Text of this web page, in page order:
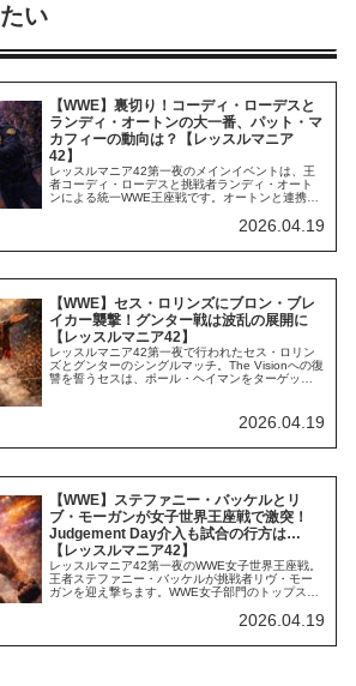
い
【WWE】裏切り！コーディ・ローデスと
ランディ・オートンの大一番、パット・マ
カフィーの動向は？【レッスルマニア
42】
レッスルマニア42第一夜のメインイベントは、王
者コーディ・ローデスと挑戦者ランディ・オート
ンによる統一WWE王座戦です。オートンと連携す
まったこの試合。最初に入場したのはマカフィー
people are ALWAYS talking abou...
2026.04.19
【WWE】セス・ロリンズにブロン・ブレ
イカー襲撃！グンター戦は波乱の展開に
【レッスルマニア42】
レッスルマニア42第一夜で行われたセス・ロリン
ズとグンターのシングルマッチ。The Visionへの復
讐を誓うセスは、ポール・ヘイマンをターゲット
者同士の要注目マッチです。恐ろしいカラコンで
登場したセス。試合は、序盤からファンが期待す
2026.04.19
【WWE】ステファニー・バッケルとリ
ブ・モーガンが女子世界王座戦で激突！
Judgement Day介入も試合の行方は…
【レッスルマニア42】
レッスルマニア42第一夜のWWE女子世界王座戦。
王者ステファニー・バッケルが挑戦者リヴ・モー
ガンを迎え撃ちます。WWE女子部門のトップスタ
合を入れてリングインです。LIV MORGAN’S
pic.twitter.com/Q3RYAyDHC0—...
2026.04.19